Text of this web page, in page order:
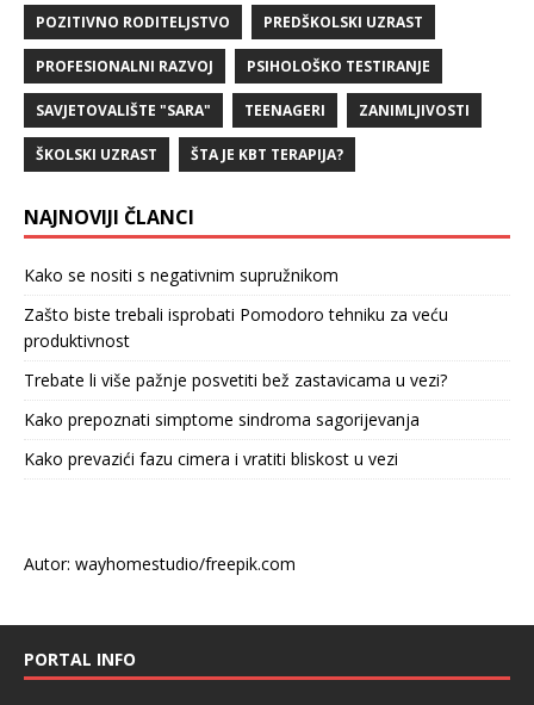
POZITIVNO RODITELJSTVO PREDŠKOLSKI UZRAST
PROFESIONALNI RAZVOJ PSIHOLOŠKO TESTIRANJE
SAVJETOVALIŠTE "SARA" TEENAGERI ZANIMLJIVOSTI
ŠKOLSKI UZRAST ŠTA JE KBT TERAPIJA?
NAJNOVIJI ČLANCI
Kako se nositi s negativnim supružnikom
Zašto biste trebali isprobati Pomodoro tehniku za veću
produktivnost
Trebate li više pažnje posvetiti bež zastavicama u vezi?
Kako prepoznati simptome sindroma sagorijevanja
Kako prevazići fazu cimera i vratiti bliskost u vezi
Autor: wayhomestudio/freepik.com
PORTAL INFO